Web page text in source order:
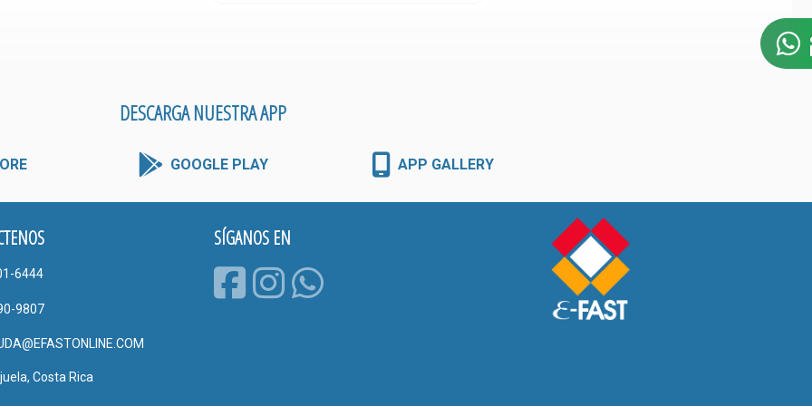
DESCARGA NUESTRA APP
GOOGLE PLAY APP GALLERY
6444
9807
Costa Rica
SÍGANOS EN